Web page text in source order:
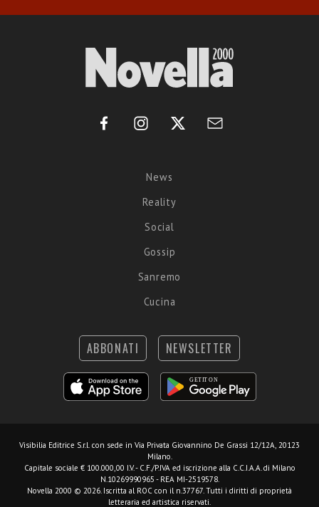
News
Reality
Social
Gossip
Sanremo
Cucina
ABBONATI NEWSLETTER
Visibilia Editrice S.r.l. con sede in Via Privata Giovannino De Grassi 12/12A, 20123
Milano.
Capitale sociale € 100.000,00 I.V. - C.F./P.IVA ed iscrizione alla C.C.I.A.A. di Milano
N.10269990965 - REA MI-2519578.
Novella 2000 © 2026. Iscritta al ROC con il n.37767. Tutti i diritti di proprietà
letteraria ed artistica riservati.